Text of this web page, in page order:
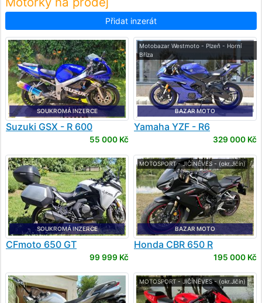
Přidat inzerát
SOUKROMÁ INZERCE
Suzuki GSX - R 600
55 000 Kč
Motobazar Westmoto - Plzeň - Horní
Bříza
BAZAR MOTO
Yamaha YZF - R6
329 000 Kč
SOUKROMÁ INZERCE
CFmoto 650 GT
99 999 Kč
MOTOSPORT - JIČÍNĚVES - (okr.Jičín)
BAZAR MOTO
Honda CBR 650 R
195 000 Kč
MOTOSPORT - JIČÍNĚVES - (okr.Jičín)